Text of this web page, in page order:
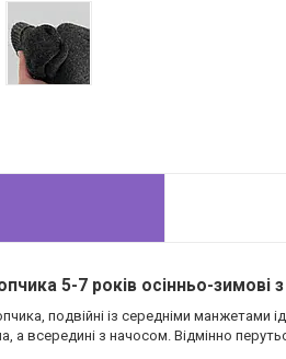
5-7 років осінньо-зимові
подвійні із середніми
а всередині з начосом. Відмінно